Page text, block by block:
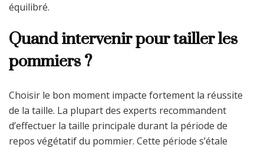
équilibré.
Quand intervenir pour tailler les
pommiers ?
Choisir le bon moment impacte fortement la réussite
de la taille. La plupart des experts recommandent
d’effectuer la taille principale durant la période de
repos végétatif du pommier. Cette période s’étale